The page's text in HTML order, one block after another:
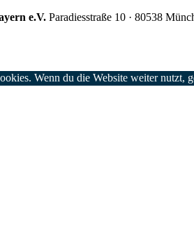
e.V. Paradiesstraße 10 · 80538
Wenn du die Website weiter nutzt,